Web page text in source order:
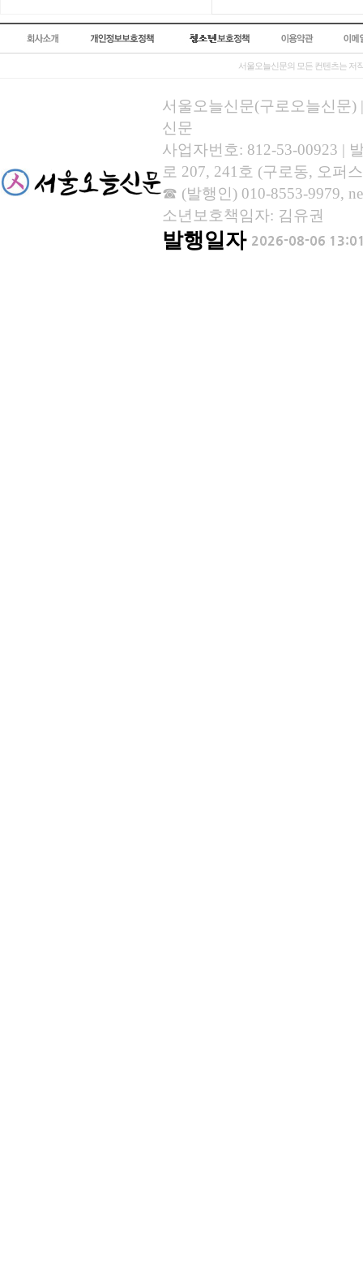
서울오늘신문의 모든 컨텐츠는 저
서울오늘신문(구로오늘신문)
신문
사업자번호: 812-53-00923 |
로 207, 241호 (구로동, 오퍼
☎ (발행인) 010-8553-9979,
소년보호책임자: 김유권
발행일자